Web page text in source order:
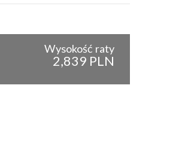
Wysokość raty
2,839 PLN